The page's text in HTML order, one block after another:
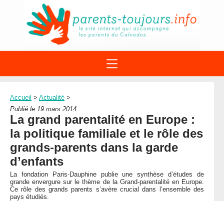
À PROPOS DU REAAP
1ÈRE VISITE
ACTUALITÉ
DISPOSITIFS PARENTALITÉ
SITES INTERNET
NUMÉROS VERTS
LEXIQUE
LETTRES D’INFO
MENTIONS LÉGALES
STRUCTURES
DOCUMENTS
FORMATIONS
Accueil > Actualité >
Publié le 19 mars 2014
La grand parentalité en Europe :
la politique familiale et le rôle des
grands-parents dans la garde
d’enfants
La fondation Paris-Dauphine publie une synthèse d’études de
grande envergure sur le thème de la Grand-parentalité en Europe.
Ce rôle des grands parents s’avère crucial dans l’ensemble des
pays étudiés.